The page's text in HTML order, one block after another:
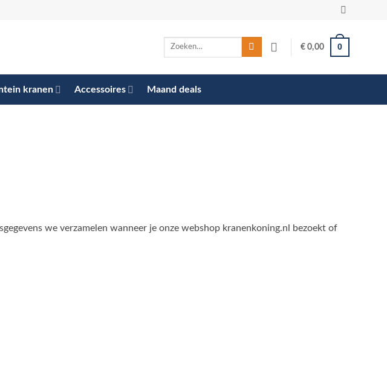
Zoeken
€0,00 0
kranen Accessoires Maand deals
we verzamelen wanneer je onze webshop kranenkoning.nl bezoekt of